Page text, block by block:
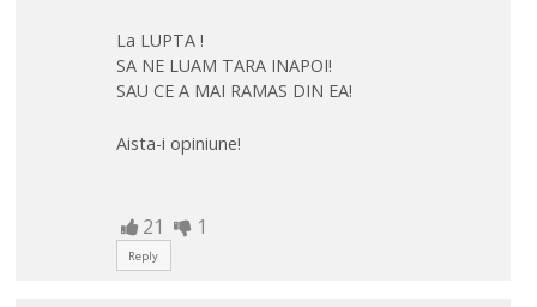
La LUPTA !
SA NE LUAM TARA INAPOI!
SAU CE A MAI RAMAS DIN EA!
Aista-i opiniune!
21 1
Reply